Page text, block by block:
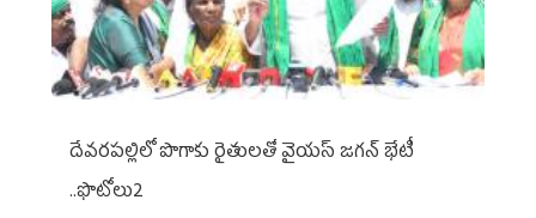
దేవరపల్లిలో పొగాకు రైతులతో వైయస్ జగన్ భేటీ
..ఫొటోలు2